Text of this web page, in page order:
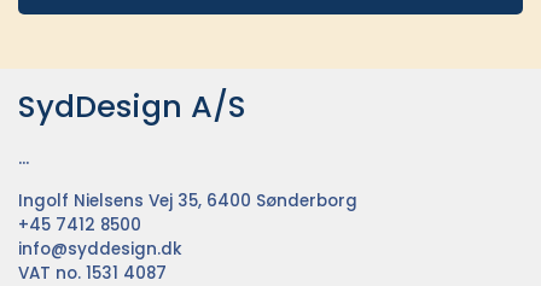
SydDesign A/S
...
Ingolf Nielsens Vej 35, 6400 Sønderborg
+45 7412 8500
info@syddesign.dk
VAT no. 1531 4087